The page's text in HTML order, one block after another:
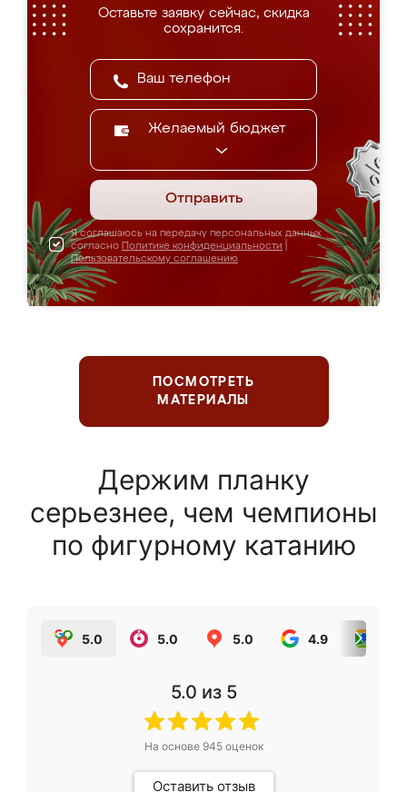
Оставьте заявку сейчас, скидка
сохранится.
Желаемый бюджет
Отправить
Я соглашаюсь на передачу персональных данных
согласно Политике конфиденциальности
Пользовательскому соглашению
ПОСМОТРЕТЬ
МАТЕРИАЛЫ
Держим планку
серьезнее, чем чемпионы
по фигурному катанию
5.0 5.0 5.0 4.9
5.0 из 5
На основе 945оценок
Оставить отзыв